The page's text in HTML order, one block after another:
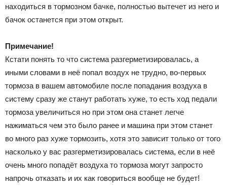
находиться в тормозном бачке, полностью вытечет из него и
бачок останется при этом открыт.
Примечание!
Кстати понять то что система разгерметизировалась, а
иными словами в неё попал воздух не трудно, во-первых
тормоза в вашем автомобиле после попадания воздуха в
систему сразу же станут работать хуже, то есть ход педали
тормоза увеличиться но при этом она станет легче
нажиматься чем это было ранее и машина при этом станет
во много раз хуже тормозить, хотя это зависит только от того
насколько у вас разгерметизировалась система, если в неё
очень много попадёт воздуха то тормоза могут запросто
напрочь отказать и их как говориться вообще не будет!